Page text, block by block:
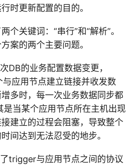
时更新配置的目的。
个关键词：“串行”和“解析”。
案的两个主要问题。
DB的业务配置数据变更，
应用节点建立链接并收发数
多时，每一次业务数据同步都
是当某个应用节点所在主机出现
建立的过程会阻塞，导致整个
间达到无法忍受的地步。
trigger与应用节点之间的协议